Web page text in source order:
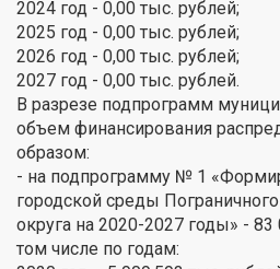
2024 год - 0,00 тыс. рублей;
2025 год - 0,00 тыс. рублей;
2026 год - 0,00 тыс. рублей;
2027 год - 0,00 тыс. рублей.
В разрезе подпрограмм
объем финансирования
образом:
- на подпрограмму № 1
городской среды
округа на 2020-2027 годы» - 83
том числе по годам: